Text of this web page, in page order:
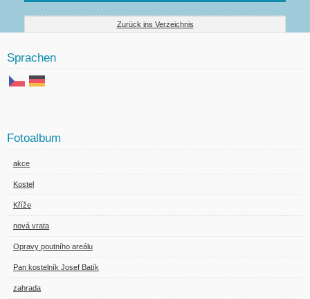
Zurück ins Verzeichnis
Sprachen
Fotoalbum
akce
Kostel
Kříže
nová vrata
Opravy poutního areálu
Pan kostelník Josef Batík
zahrada